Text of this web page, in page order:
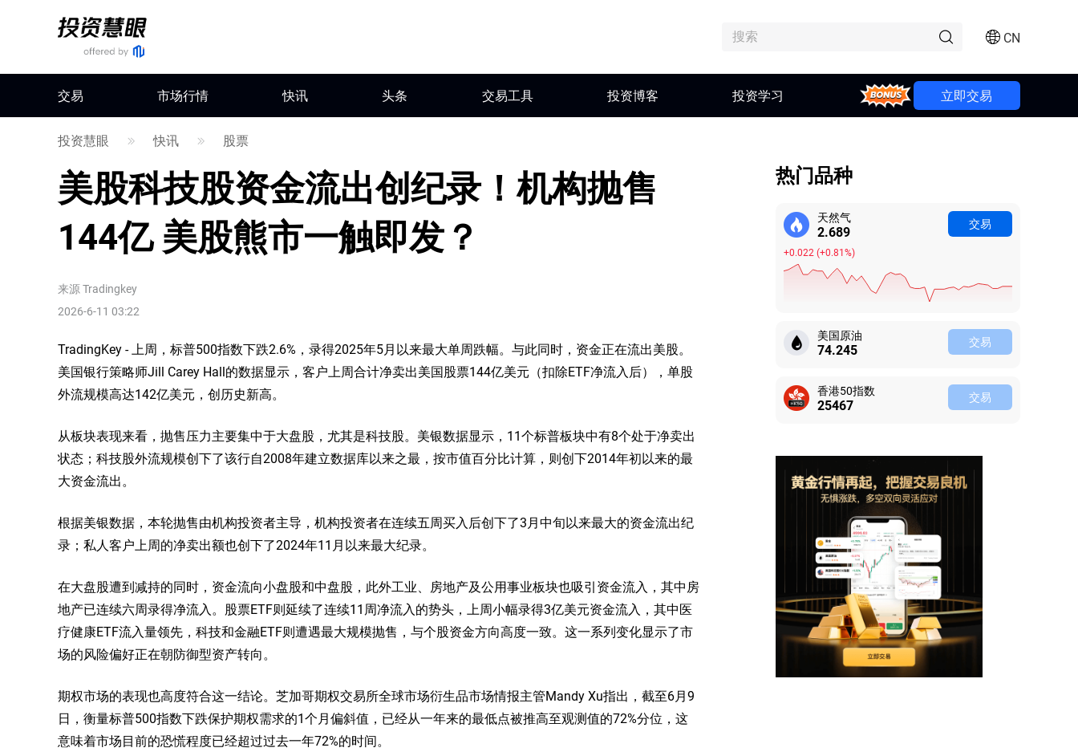
CN
交易 市场行情 快讯 头条 交易工具 投资博客 投资学习 Bonus 立即交易
投资慧眼 快讯 股票
美股科技股资金流出创纪录！机构抛售
144亿 美股熊市一触即发？
来源Tradingkey
2026-6-11 03:22
TradingKey - 上周，标普500指数下跌2.6%，录得2025年5月以来最大单周跌幅。与此同时，资金正在流出美股。
美国银行策略师Jill Carey Hall的数据显示，客户上周合计净卖出美国股票144亿美元（扣除ETF净流入后），单股
外流规模高达142亿美元，创历史新高。
从板块表现来看，抛售压力主要集中于大盘股，尤其是科技股。美银数据显示，11个标普板块中有8个处于净卖出
状态；科技股外流规模创下了该行自2008年建立数据库以来之最，按市值百分比计算，则创下2014年初以来的最
大资金流出。
根据美银数据，本轮抛售由机构投资者主导，机构投资者在连续五周买入后创下了3月中旬以来最大的资金流出纪
录；私人客户上周的净卖出额也创下了2024年11月以来最大纪录。
在大盘股遭到减持的同时，资金流向小盘股和中盘股，此外工业、房地产及公用事业板块也吸引资金流入，其中房
地产已连续六周录得净流入。股票ETF则延续了连续11周净流入的势头，上周小幅录得3亿美元资金流入，其中医
疗健康ETF流入量领先，科技和金融ETF则遭遇最大规模抛售，与个股资金方向高度一致。这一系列变化显示了市
场的风险偏好正在朝防御型资产转向。
期权市场的表现也高度符合这一结论。芝加哥期权交易所全球市场衍生品市场情报主管Mandy Xu指出，截至6月9
日，衡量标普500指数下跌保护期权需求的1个月偏斜值，已经从一年来的最低点被推高至观测值的72%分位，这
意味着市场目前的恐慌程度已经超过过去一年72%的时间。
热门品种
天然气
2.691
+0.024 (+0.91%)
交易
美国原油
74.243 交易
香港50指数
25467 交易